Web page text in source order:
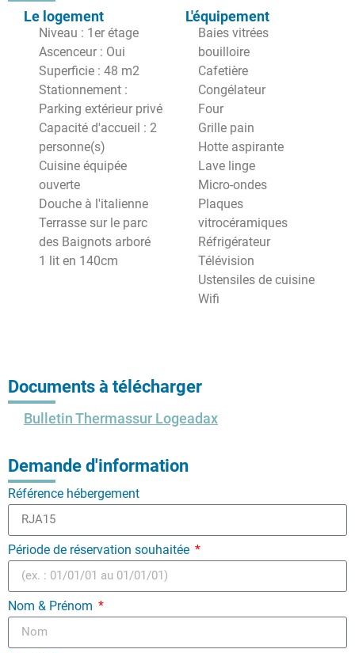
Le logement
Niveau : 1er étage
Ascenceur : Oui
Superficie : 48 m2
Stationnement :
Parking extérieur privé
Capacité d'accueil : 2
personne(s)
Cuisine équipée
ouverte
Douche à l'italienne
Terrasse sur le parc
des Baignots arboré
1 lit en 140cm
L'équipement
Baies vitrées
bouilloire
Cafetière
Congélateur
Four
Grille pain
Hotte aspirante
Lave linge
Micro-ondes
Plaques
vitrocéramiques
Réfrigérateur
Télévision
Ustensiles de cuisine
Wifi
Documents à télécharger
Bulletin Thermassur Logeadax
Demande d'information
Référence hébergement
Période de réservation souhaitée
Nom & Prénom